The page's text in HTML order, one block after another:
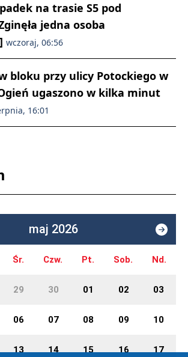
na trasie S5 pod
jedna osoba
wczoraj, 06:56
w bloku przy ulicy Potockiego w
ugaszono w kilka minut
16:01
maj 2026
Śr. Czw. Pt. Sob. Nd.
29 30 01 02 03
06 07 08 09 10
13 14 15 16 17